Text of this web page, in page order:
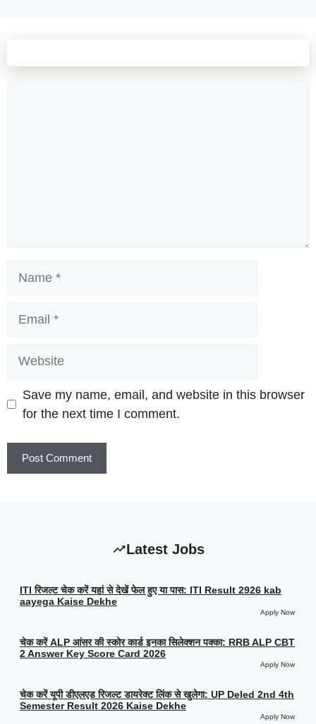
Save my name, email, and website in this browser
for the next time I comment.
Latest Jobs
ITI रिजल्ट चेक करें यहां से देखें फेल हुए या पास: ITI Result 2926 kab
aayega Kaise Dekhe
Apply Now
चेक करें ALP आंसर की स्कोर कार्ड इनका सिलेक्शन पक्का: RRB ALP CBT
2 Answer Key Score Card 2026
Apply Now
चेक करें यूपी डीएलएड रिजल्ट डायरेक्ट लिंक से खुलेगा: UP Deled 2nd 4th
Semester Result 2026 Kaise Dekhe
Apply Now